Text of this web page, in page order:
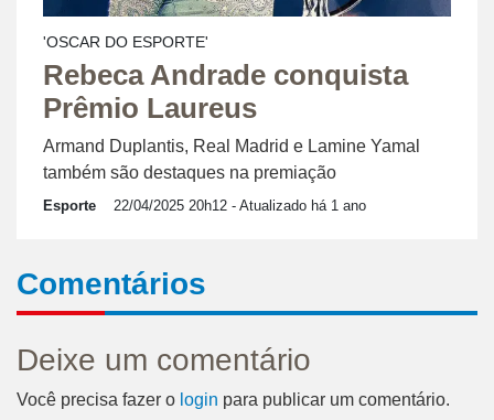
'OSCAR DO ESPORTE'
Rebeca Andrade conquista
Prêmio Laureus
Armand Duplantis, Real Madrid e Lamine Yamal
também são destaques na premiação
Esporte 22/04/2025 20h12 - Atualizado há 1 ano
Comentários
Deixe um comentário
Você precisa fazer o login para publicar um comentário.